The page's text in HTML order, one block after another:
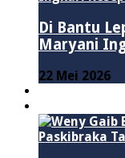
Di Bantu
Maryani
22 Mei 2026